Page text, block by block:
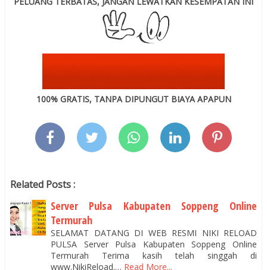
100% GRATIS, TANPA DIPUNGUT BIAYA APAPUN
Related Posts :
Server Pulsa Kabupaten Soppeng Online
Termurah
SELAMAT DATANG DI WEB RESMI NIKI RELOAD
PULSA Server Pulsa Kabupaten Soppeng Online
Termurah Terima kasih telah singgah di
www.NikiReload.… Read More...